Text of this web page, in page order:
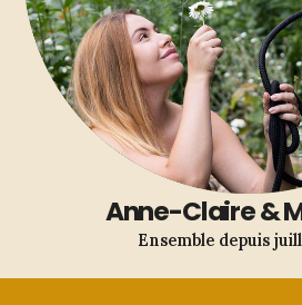
Anne-Claire &
Ensemble depuis